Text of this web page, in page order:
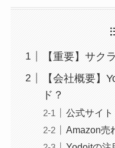
【重要】サク
【会社概要】
ド？
公式サイ
Amazon売